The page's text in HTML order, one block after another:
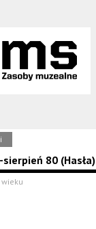
80 (Hasła)
wieku